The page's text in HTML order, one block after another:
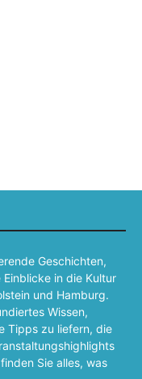
Geschichten,
in die Kultur
und Hamburg.
Wissen,
Tipps zu liefern, die
Sie alles, was